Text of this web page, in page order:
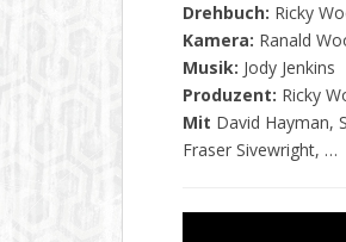
Drehbuch: Ricky
Kamera: Ranald
Musik: Jody Jenkins
Produzent: Ricky
Mit David Hayman,
Fraser Sivewright, …